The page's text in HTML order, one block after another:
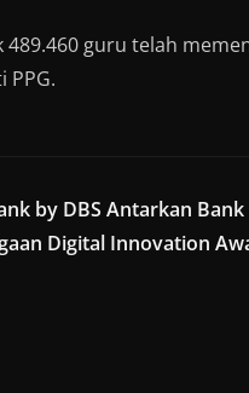
489.460 guru telah
PPG.
by DBS Antarkan Bank
Digital Innovation